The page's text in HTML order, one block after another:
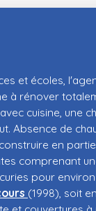
et écoles,
à rénover
cuisine, une
Absence de
en
comprenant
pour environ
(1998), soit